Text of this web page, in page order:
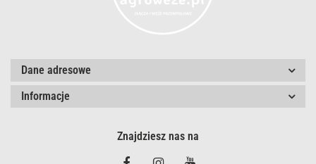
Dane adresowe
Informacje
Znajdziesz nas na